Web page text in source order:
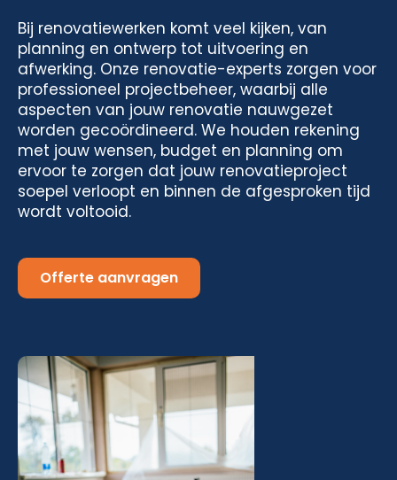
Bij renovatiewerken komt veel kijken, van
planning en ontwerp tot uitvoering en
afwerking. Onze renovatie-experts zorgen voor
professioneel projectbeheer, waarbij alle
aspecten van jouw renovatie nauwgezet
worden gecoördineerd. We houden rekening
met jouw wensen, budget en planning om
ervoor te zorgen dat jouw renovatieproject
soepel verloopt en binnen de afgesproken tijd
wordt voltooid.
Offerte aanvragen